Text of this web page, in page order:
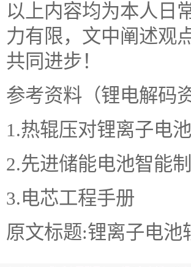
以上内容均为本人日
力有限，文中阐述观
共同进步！
参考资料（锂电解码
1.热辊压对锂离子电
2.先进储能电池智能
3.电芯工程手册
原文标题:锂离子电池